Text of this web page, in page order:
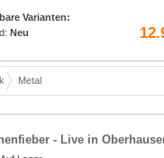
Varianten:
Neu
Metal
- Live in